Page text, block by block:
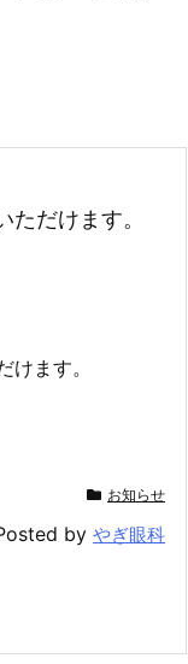
だけます。
ます。
お知らせ
by やぎ眼科